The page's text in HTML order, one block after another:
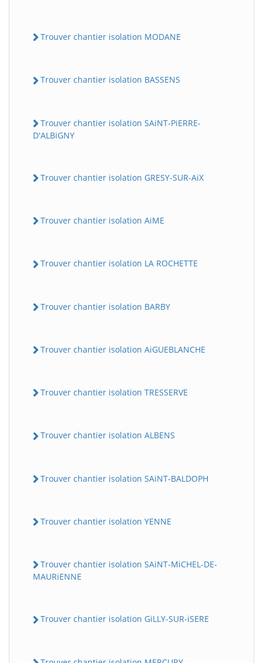
Trouver chantier isolation MODANE
Trouver chantier isolation BASSENS
Trouver chantier isolation SAiNT-PiERRE-
D'ALBiGNY
Trouver chantier isolation GRESY-SUR-AiX
Trouver chantier isolation AiME
Trouver chantier isolation LA ROCHETTE
Trouver chantier isolation BARBY
Trouver chantier isolation AiGUEBLANCHE
Trouver chantier isolation TRESSERVE
Trouver chantier isolation ALBENS
Trouver chantier isolation SAiNT-BALDOPH
Trouver chantier isolation YENNE
Trouver chantier isolation SAiNT-MiCHEL-DE-
MAURiENNE
Trouver chantier isolation GiLLY-SUR-iSERE